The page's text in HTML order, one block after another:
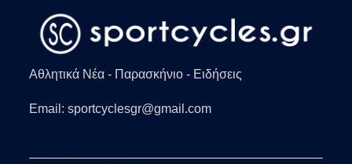
Αθλητικά Νέα - Παρασκήνιο - Ειδήσεις
Email: sportcyclesgr@gmail.com